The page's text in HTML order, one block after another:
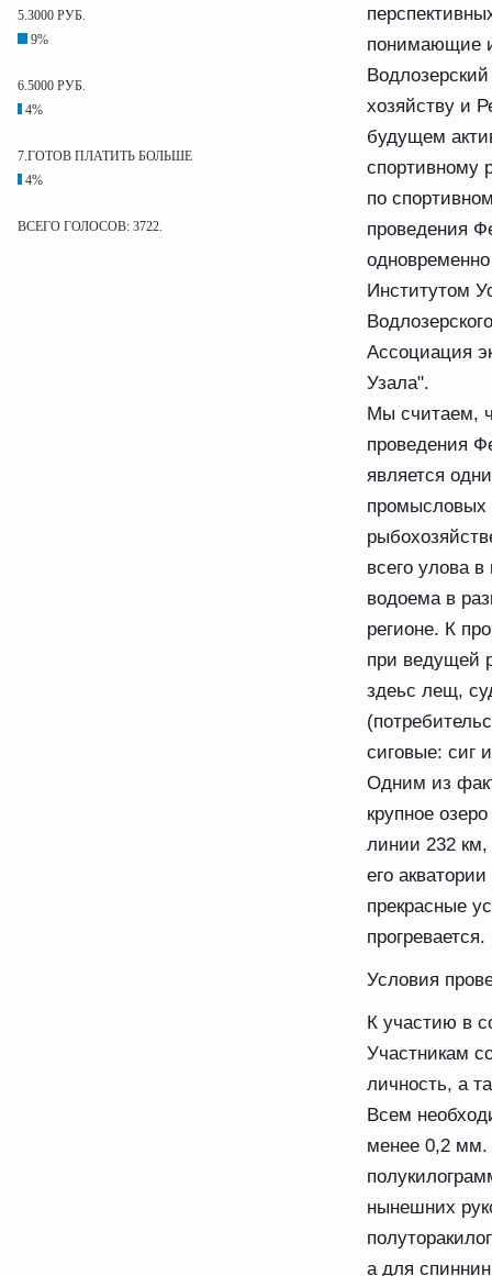
5.3000 РУБ.
9%
6.5000 РУБ.
4%
7.ГОТОВ ПЛАТИТЬ БОЛЬШЕ
4%
ВСЕГО ГОЛОСОВ: 3722.
понимающие
хозяйству и
будущем
спортивному
по
проведения
Институтом
Ассоциация
Узала".
Мы считаем,
проведения
является
промысловых
всего улова
водоема в
регионе. К
при ведущей
здеьс лещ,
сиговые: сиг
Одним из
крупное
линии 232
его
прекрасные
Условия
К участию в
Участникам
личность, а
Всем
менее 0,2 мм.
нынешних
а для